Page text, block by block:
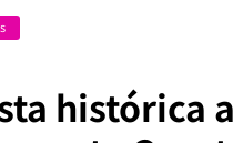
histórica